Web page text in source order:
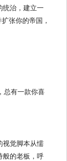
统治，建立一
张你的帝国，
视觉脚本从懦
般的老板，呼